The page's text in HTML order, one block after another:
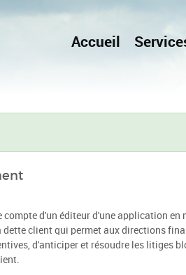
Accueil
d'un éditeur d'une application en
dette client qui permet aux directions
d'anticiper et résoudre les litiges